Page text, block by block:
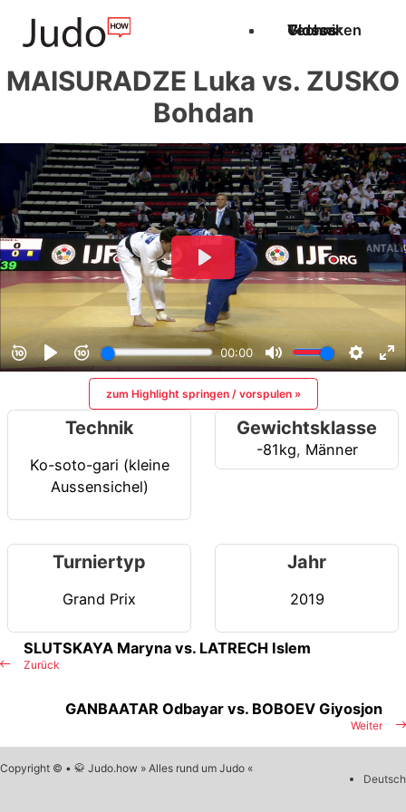
Techniken
Videos
Glossar
MAISURADZE Luka vs. ZUSKO
Bohdan
zum Highlight springen / vorspulen »
Technik
Ko-soto-gari (kleine
Aussensichel)
Gewichtsklasse
-81kg, Männer
Turniertyp
Grand Prix
Jahr
2019
Zurück
SLUTSKAYA Maryna vs. LATRECH Islem
Weiter
GANBAATAR Odbayar vs. BOBOEV Giyosjon
Copyright © • 🥋 Judo.how » Alles rund um Judo «
Deutsch